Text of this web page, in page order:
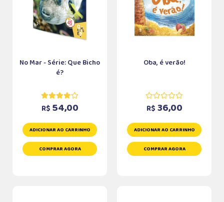
No Mar - Série: Que Bicho
é?
R$ 54,00
ADICIONAR AO CARRINHO
COMPRAR AGORA
Oba, é verão!
R$ 36,00
ADICIONAR AO CARRINHO
COMPRAR AGORA